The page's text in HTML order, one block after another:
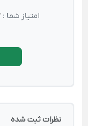
امتیاز شما :
نظرات ثبت شده